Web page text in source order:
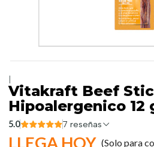
Vitakraft Beef
Hipoalergenico 12
5.0 7 reseñas
LLEGA HOY (Solo para